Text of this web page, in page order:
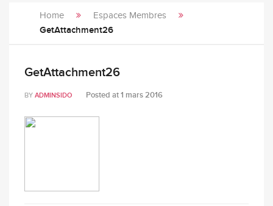
Home Espaces Membres
GetAttachment26
GetAttachment26
BY ADMINSIDO Posted at1 mars 2016